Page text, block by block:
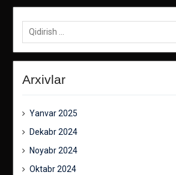
Qidirish:
Arxivlar
Yanvar 2025
Dekabr 2024
Noyabr 2024
Oktabr 2024